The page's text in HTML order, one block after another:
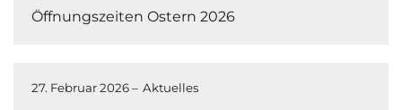
Öffnungszeiten Ostern 2026
27. Februar 2026 – Aktuelles